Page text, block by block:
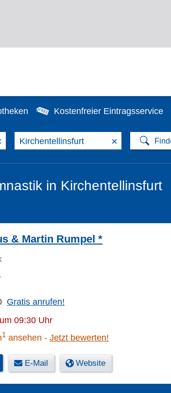
Kostenfreier Eintragsservice
×
in Kirchentellinsfurt
& Martin Rumpel *
Gratis anrufen!
09:30 Uhr
1 ansehen Jetzt bewerten!
E-Mail Website